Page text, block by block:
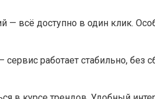
— всё доступно в один клик.
работает стабильно,